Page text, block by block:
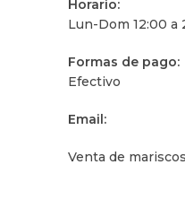
Horario:
Lun-Dom 12:00 a
Formas de pago:
Efectivo
Email:
Venta de